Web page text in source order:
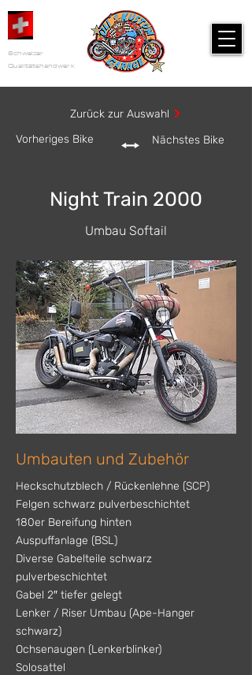
Schweizer
Qualitätshandwerk
Zurück zur Auswahl
Vorheriges Bike
Nächstes Bike
Night Train 2000
Umbau Softail
Umbauten und Zubehör
Heckschutzblech / Rückenlehne (SCP)
Felgen schwarz pulverbeschichtet
180er Bereifung hinten
Auspuffanlage (BSL)
Diverse Gabelteile schwarz
pulverbeschichtet
Gabel 2″ tiefer gelegt
Lenker / Riser Umbau (Ape-Hanger
schwarz)
Ochsenaugen (Lenkerblinker)
Solosattel